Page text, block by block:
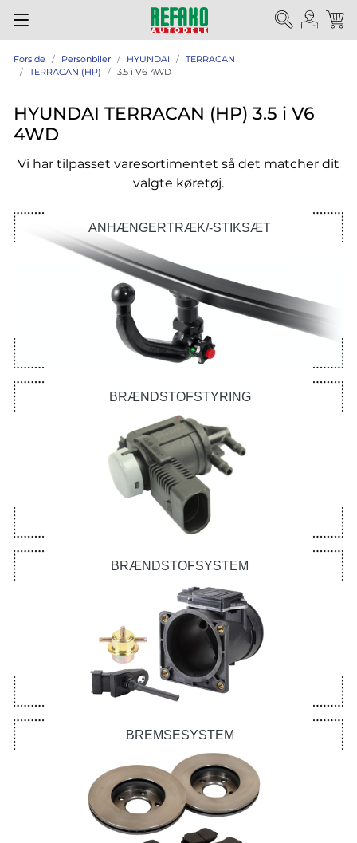
Forside Personbiler HYUNDAI
TERRACAN
TERRACAN (HP)
3.5 i V6 4WD
HYUNDAI TERRACAN (HP) 3.5 i V6
4WD
Vi har tilpasset varesortimentet så det matcher dit
valgte køretøj.
ANHÆNGERTRÆK/-STIKSÆT
BRÆNDSTOFSTYRING
BRÆNDSTOFSYSTEM
BREMSESYSTEM